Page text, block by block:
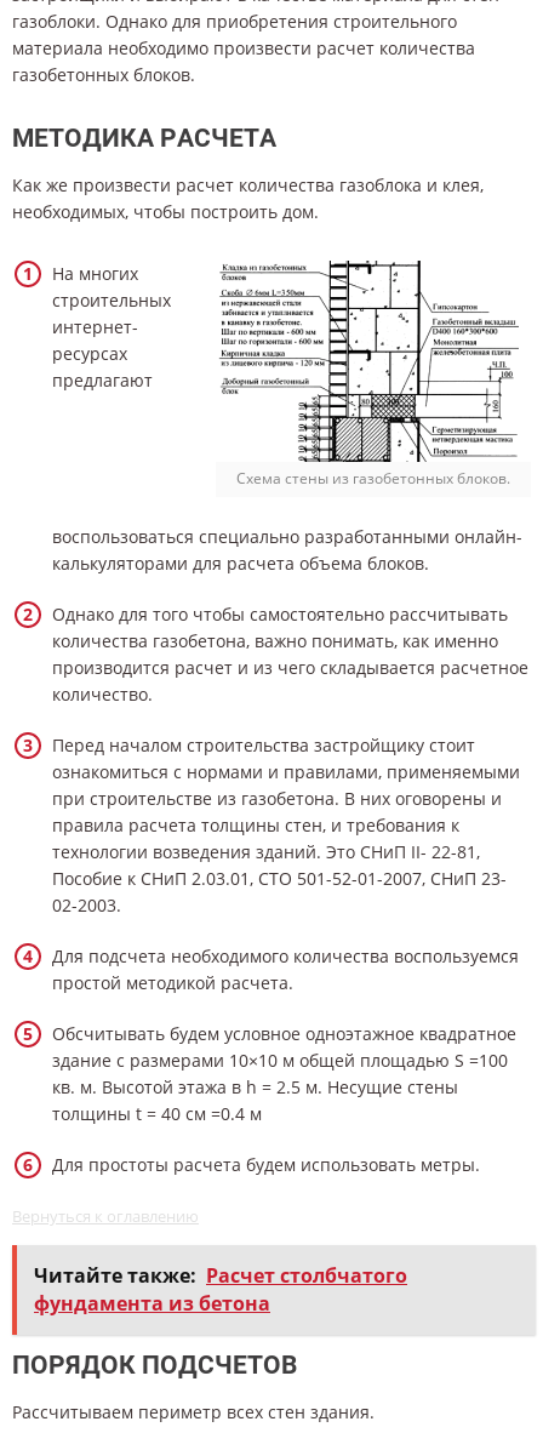
газоблоки. Однако для приобретения строительного
материала необходимо произвести расчет количества
газобетонных блоков.
МЕТОДИКА РАСЧЕТА
Как же произвести расчет количества газоблока и клея,
необходимых, чтобы построить дом.
Схема стены из газобетонных блоков.
На многих
строительных
интернет-
ресурсах
предлагают
воспользоваться специально разработанными онлайн-
калькуляторами для расчета объема блоков.
Однако для того чтобы самостоятельно рассчитывать
количества газобетона, важно понимать, как именно
производится расчет и из чего складывается расчетное
количество.
Перед началом строительства застройщику стоит
ознакомиться с нормами и правилами, применяемыми
при строительстве из газобетона. В них оговорены и
правила расчета толщины стен, и требования к
технологии возведения зданий. Это СНиП II- 22-81,
Пособие к СНиП 2.03.01, СТО 501-52-01-2007, СНиП 23-
02-2003.
Для подсчета необходимого количества воспользуемся
простой методикой расчета.
Обсчитывать будем условное одноэтажное квадратное
здание с размерами 10×10 м общей площадью S =100
кв. м. Высотой этажа в h = 2.5 м. Несущие стены
толщины t = 40 см =0.4 м
Для простоты расчета будем использовать метры.
Вернуться к оглавлению
Читайте также: Расчет столбчатого
фундамента из бетона
ПОРЯДОК ПОДСЧЕТОВ
Рассчитываем периметр всех стен здания.